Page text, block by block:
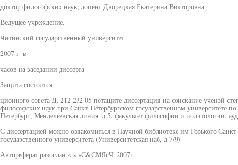
доктор философских наук, доцент Дворецкая Екатерина Викторовна
Ведущее учреждение.
Читинский государственный университет
2007 г. в
часов на заседании диссерта-
Защита состоится
ционного совета Д. 212 232 05 потащите диссертации на соискание ученой
философских наук при Санкт-Петербургском государственном университете
Петербург, Менделеевская линия, д 5, факультет философии и политологии,
С диссертацией можно ознакомиться в Научной библиотеке им Горького Санкт-
государственного университета (Университетская наб, д 7/9)
Автореферат разослан « » ьС&СМЯгЧ' 2007г